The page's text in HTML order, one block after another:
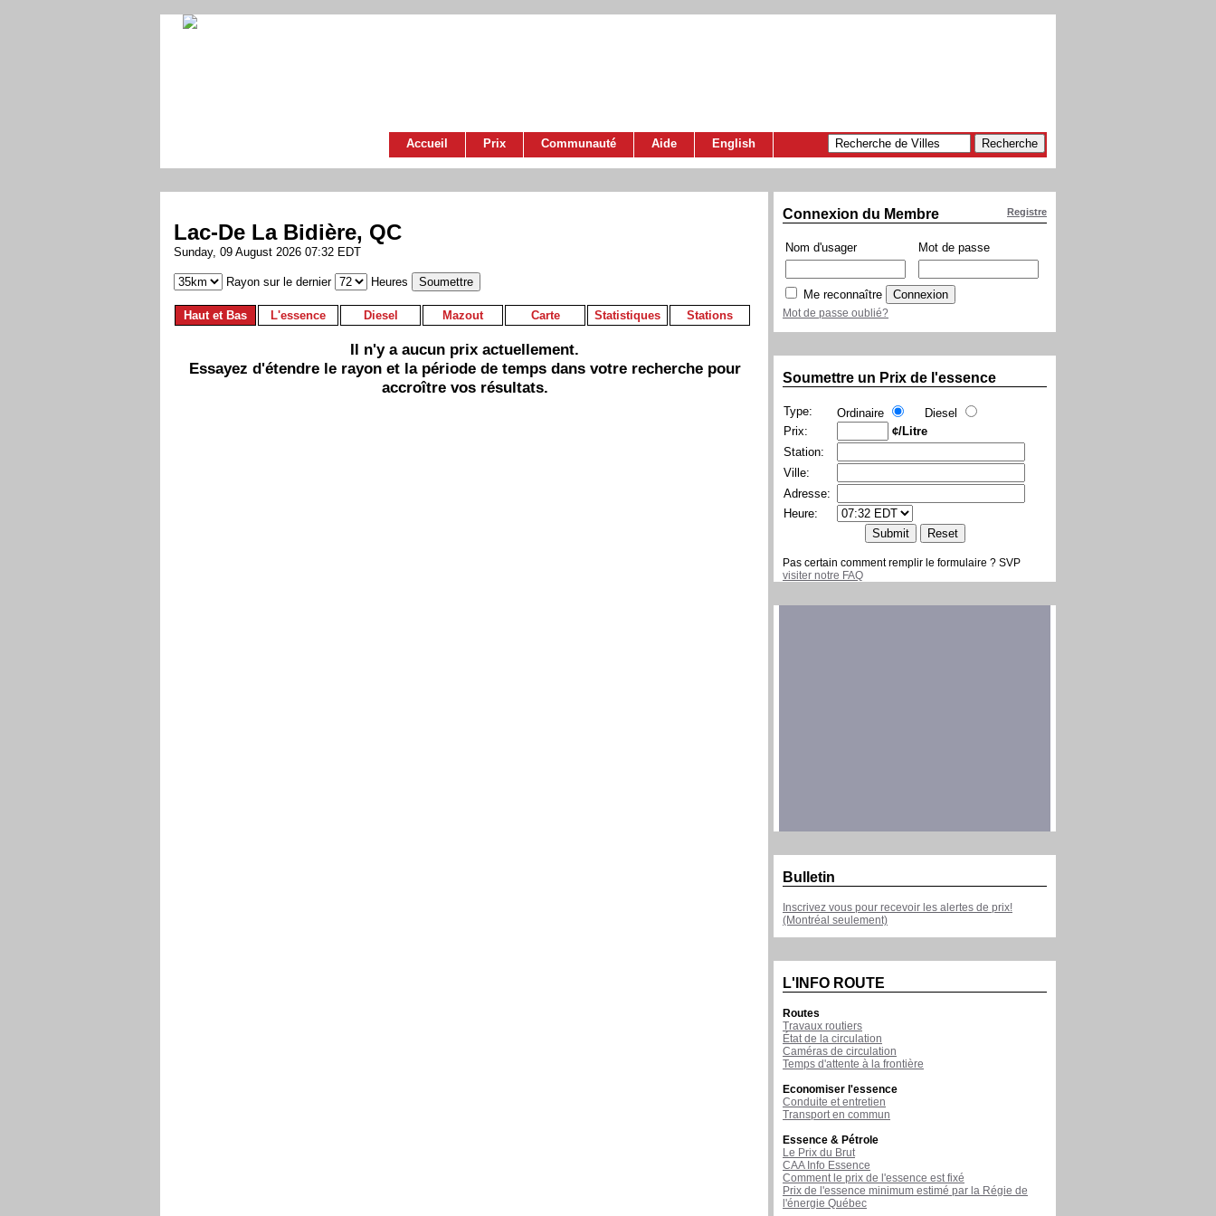
Accueil Prix Communauté Aide English
Lac-De La Bidière, QC
Sunday, 09 August 2026 07:32 EDT
Rayon sur le dernier Heures
Haut et Bas L'essence Diesel Mazout Carte Statistiques Stations
Il n'y a aucun prix actuellement.
Essayez d'étendre le rayon et la période de temps dans votre recherche pour
accroître vos résultats.
Registre
Connexion du Membre
Nom d'usager Mot de passe
Me reconnaître
Mot de passe oublié?
Soumettre un Prix de l'essence
Type: Ordinaire
Diesel
Prix:
¢/Litre
Station:
Ville:
Adresse:
Heure:
Pas certain comment remplir le formulaire ? SVP
visiter notre FAQ
Bulletin
Inscrivez vous pour recevoir les alertes de prix!
(Montréal seulement)
L'INFO ROUTE
Routes
Travaux routiers
État de la circulation
Caméras de circulation
Temps d'attente à la frontière
Economiser l'essence
Conduite et entretien
Transport en commun
Essence & Pétrole
Le Prix du Brut
CAA Info Essence
Comment le prix de l'essence est fixé
Prix de l'essence minimum estimé par la Régie de
l'énergie Québec